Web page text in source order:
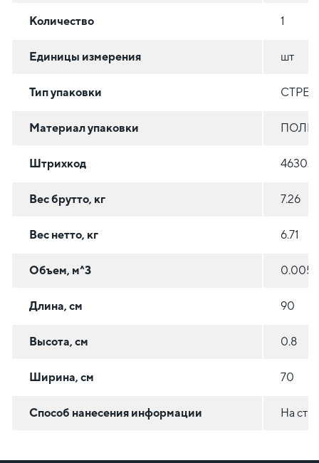
Количество 1
Единицы измерения шт
Тип упаковки
Материал упаковки
Штрихкод
Вес брутто, кг 7.26
Вес нетто, кг 6.71
Объем, м^3
Длина, см 90
Высота, см 0.8
Ширина, см 70
Способ нанесения информации На